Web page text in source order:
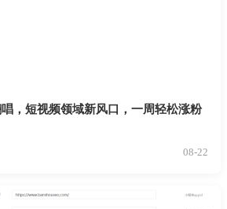
，短视频领域新风口，一周轻松涨粉
08-22